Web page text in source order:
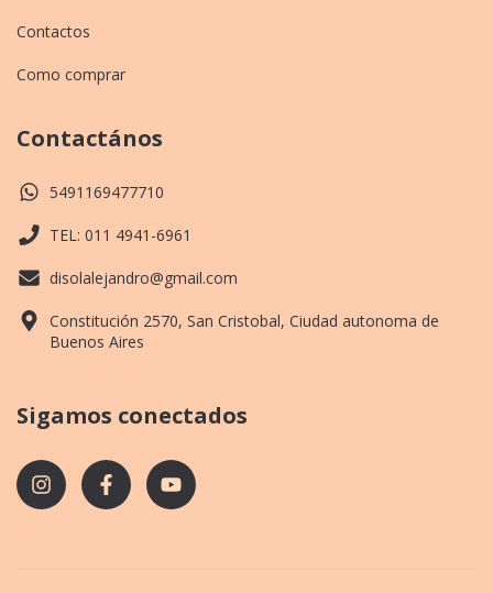
Contactos
Como comprar
Contactános
5491169477710
TEL: 011 4941-6961
disolalejandro@gmail.com
Constitución 2570, San Cristobal, Ciudad autonoma de
Buenos Aires
Sigamos conectados